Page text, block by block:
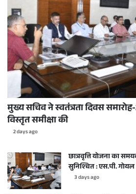
मुख्य सचिव ने स्वतंत्रता दिवस
विस्तृत समीक्षा की
2 days ago
छात्रवृत्ति योजना का
सुनिश्चित : एस.पी. गोयल
3 days ago